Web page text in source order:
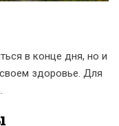
в конце дня, но и
здоровье. Для